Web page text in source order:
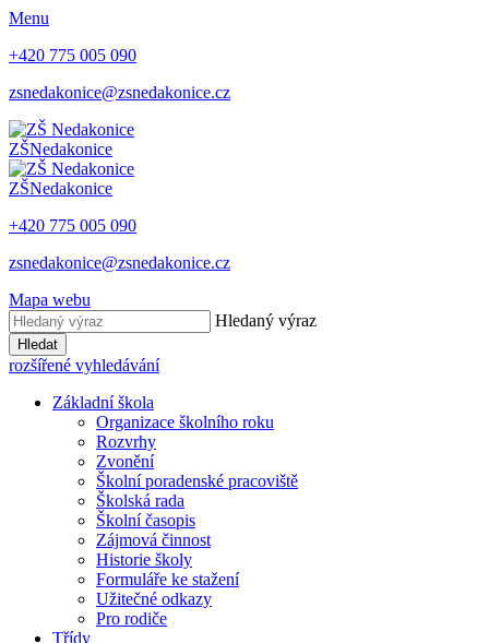
Menu
+420 775 005 090
zsnedakonice@zsnedakonice.cz
ZŠNedakonice
ZŠNedakonice
+420 775 005 090
zsnedakonice@zsnedakonice.cz
Mapa webu
Hledaný výraz
Hledat
rozšířené vyhledávání
Základní škola
Organizace školního roku
Rozvrhy
Zvonění
Školní poradenské pracoviště
Školská rada
Školní časopis
Zájmová činnost
Historie školy
Formuláře ke stažení
Užitečné odkazy
Pro rodiče
Třídy